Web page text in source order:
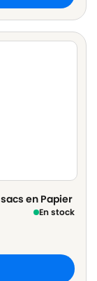
sacs en Papier
En stock